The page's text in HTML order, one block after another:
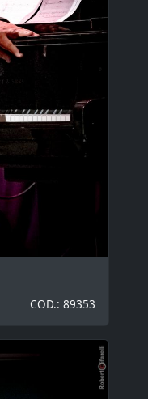
COD.: 89353